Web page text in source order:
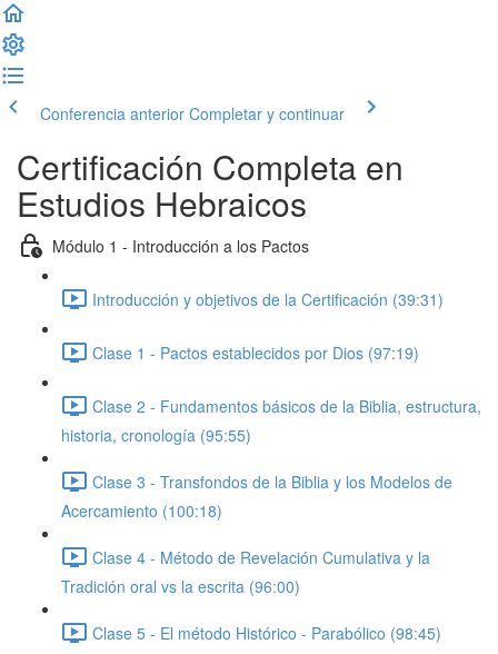
Conferencia anterior Completar y continuar
Certificación Completa en
Estudios Hebraicos
Módulo 1 - Introducción a los Pactos
Introducción y objetivos de la Certificación (39:31)
Clase 1 - Pactos establecidos por Dios (97:19)
Clase 2 - Fundamentos básicos de la Biblia, estructura,
historia, cronología (95:55)
Clase 3 - Transfondos de la Biblia y los Modelos de
Acercamiento (100:18)
Clase 4 - Método de Revelación Cumulativa y la
Tradición oral vs la escrita (96:00)
Clase 5 - El método Histórico - Parabólico (98:45)